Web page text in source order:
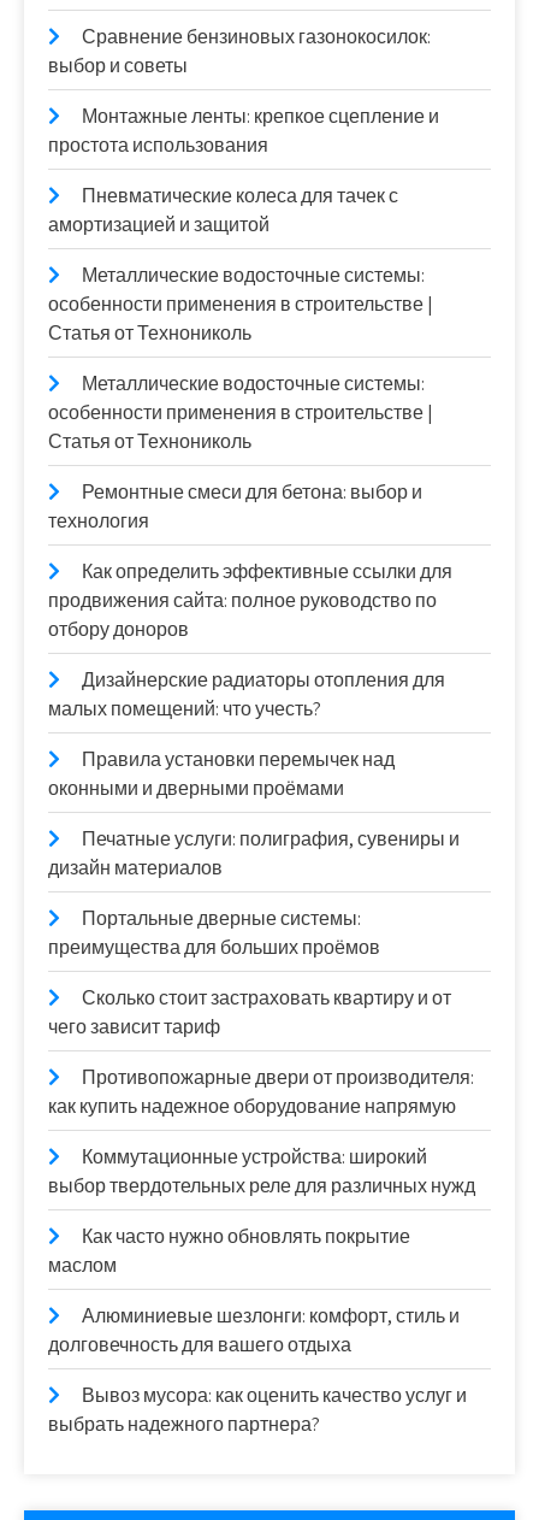
Сравнение бензиновых газонокосилок:
выбор и советы
Монтажные ленты: крепкое сцепление и
простота использования
Пневматические колеса для тачек с
амортизацией и защитой
Металлические водосточные системы:
особенности применения в строительстве |
Статья от Технониколь
Металлические водосточные системы:
особенности применения в строительстве |
Статья от Технониколь
Ремонтные смеси для бетона: выбор и
технология
Как определить эффективные ссылки для
продвижения сайта: полное руководство по
отбору доноров
Дизайнерские радиаторы отопления для
малых помещений: что учесть?
Правила установки перемычек над
оконными и дверными проёмами
Печатные услуги: полиграфия, сувениры и
дизайн материалов
Портальные дверные системы:
преимущества для больших проёмов
Сколько стоит застраховать квартиру и от
чего зависит тариф
Противопожарные двери от производителя:
как купить надежное оборудование напрямую
Коммутационные устройства: широкий
выбор твердотельных реле для различных нужд
Как часто нужно обновлять покрытие
маслом
Алюминиевые шезлонги: комфорт, стиль и
долговечность для вашего отдыха
Вывоз мусора: как оценить качество услуг и
выбрать надежного партнера?